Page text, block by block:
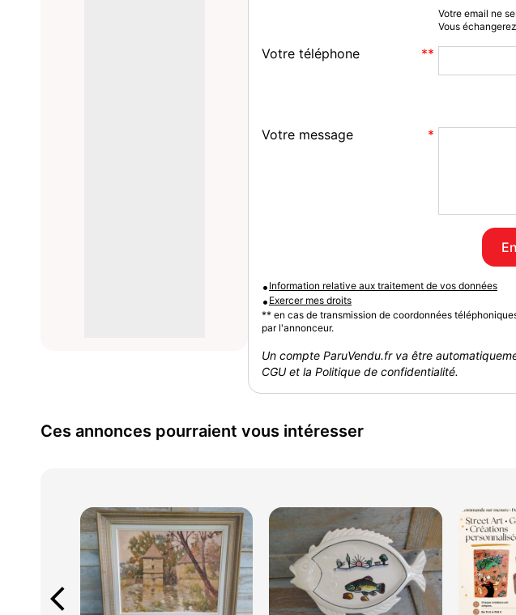
Votre email ne
Vous
Votre téléphone
Votre message
• Information relative aux traitement de vos données
• Exercer mes droits
** en cas de transmission de coordonnées
par l'annonceur.
Un compte ParuVendu.fr va être
CGU et la Politique de confidentialité.
Ces annonces pourraient vous intéresser
arrow_back_ios